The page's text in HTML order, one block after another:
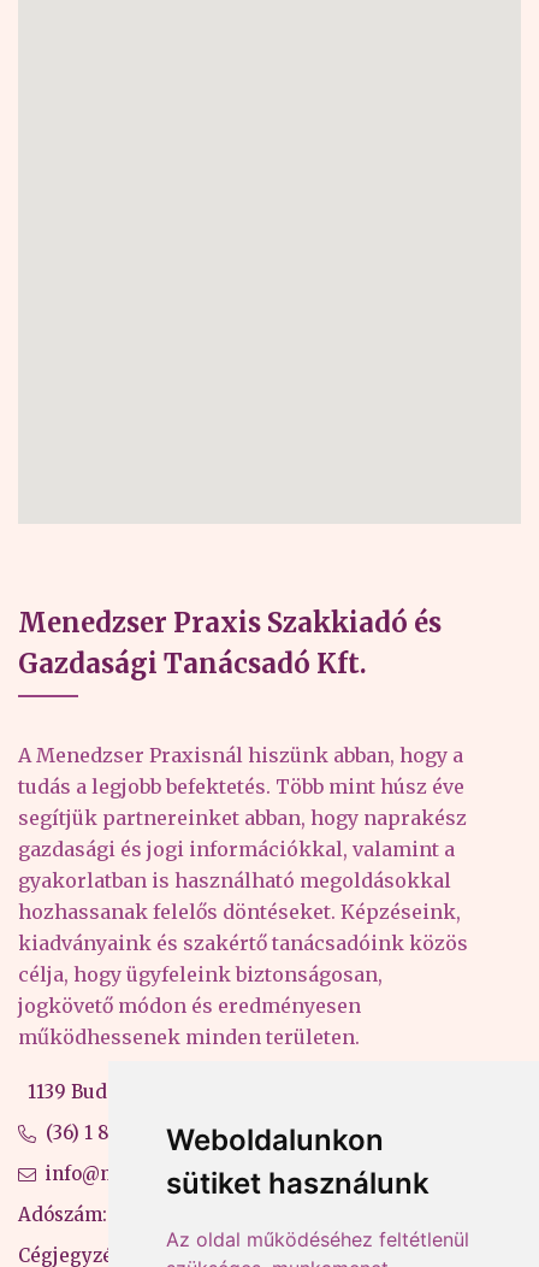
Weboldalunkon
sütiket használunk
Az oldal működéséhez feltétlenül
Menedzser Praxis Szakkiadó és
Gazdasági Tanácsadó Kft.
A Menedzser Praxisnál hiszünk abban, hogy a
tudás a legjobb befektetés. Több mint húsz éve
segítjük partnereinket abban, hogy naprakész
gazdasági és jogi információkkal, valamint a
gyakorlatban is használható megoldásokkal
hozhassanak felelős döntéseket. Képzéseink,
kiadványaink és szakértő tanácsadóink közös
célja, hogy ügyfeleink biztonságosan,
jogkövető módon és eredményesen
működhessenek minden területen.
1139 Budapest, Váci út 99-105. 4. em.
(36) 1 880 76 00
info@mprx.hu
Adószám: 13598145-2-41
Cégjegyzékszám: 01-09-883770